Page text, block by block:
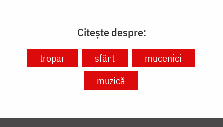
Citește despre:
tropar sfânt
mucenici
muzică